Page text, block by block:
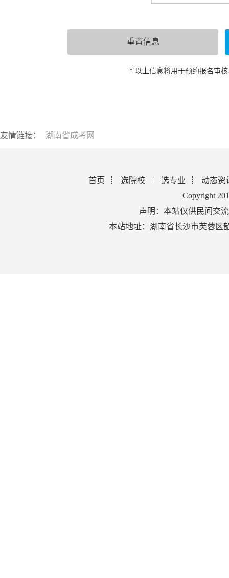
* 以上信息将用于预约报名审
友情链接： 湖南省成考网
首页 选院校 选专业
动态资
Copyright
声明：本站仅供民间交
本站地址：湖南省长沙市芙蓉区